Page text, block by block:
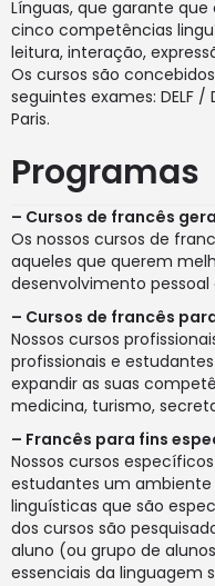
Línguas, que garante
cinco competências
leitura, interação,
Os cursos são
seguintes exames: DELF /
Paris.
Programas
– Cursos de francês
Os nossos cursos de
aqueles que querem
desenvolvimento
– Cursos de francês
Nossos cursos
profissionais e
expandir as suas
medicina, turismo,
– Francês para fins
Nossos cursos
estudantes um ambiente
linguísticas que são
dos cursos são
aluno (ou grupo de
essenciais da linguagem